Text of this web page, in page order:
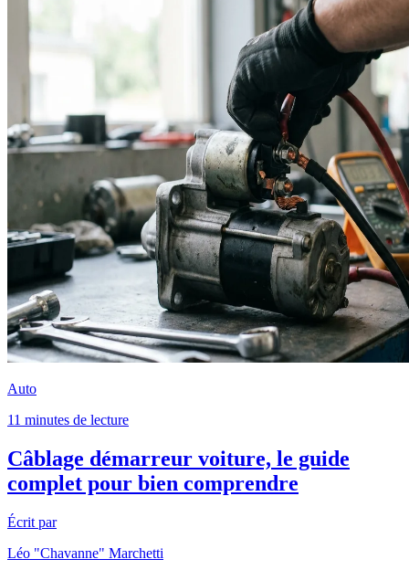
Auto
11 minutes de lecture
Câblage démarreur voiture, le guide
complet pour bien comprendre
Écrit par
Léo "Chavanne" Marchetti